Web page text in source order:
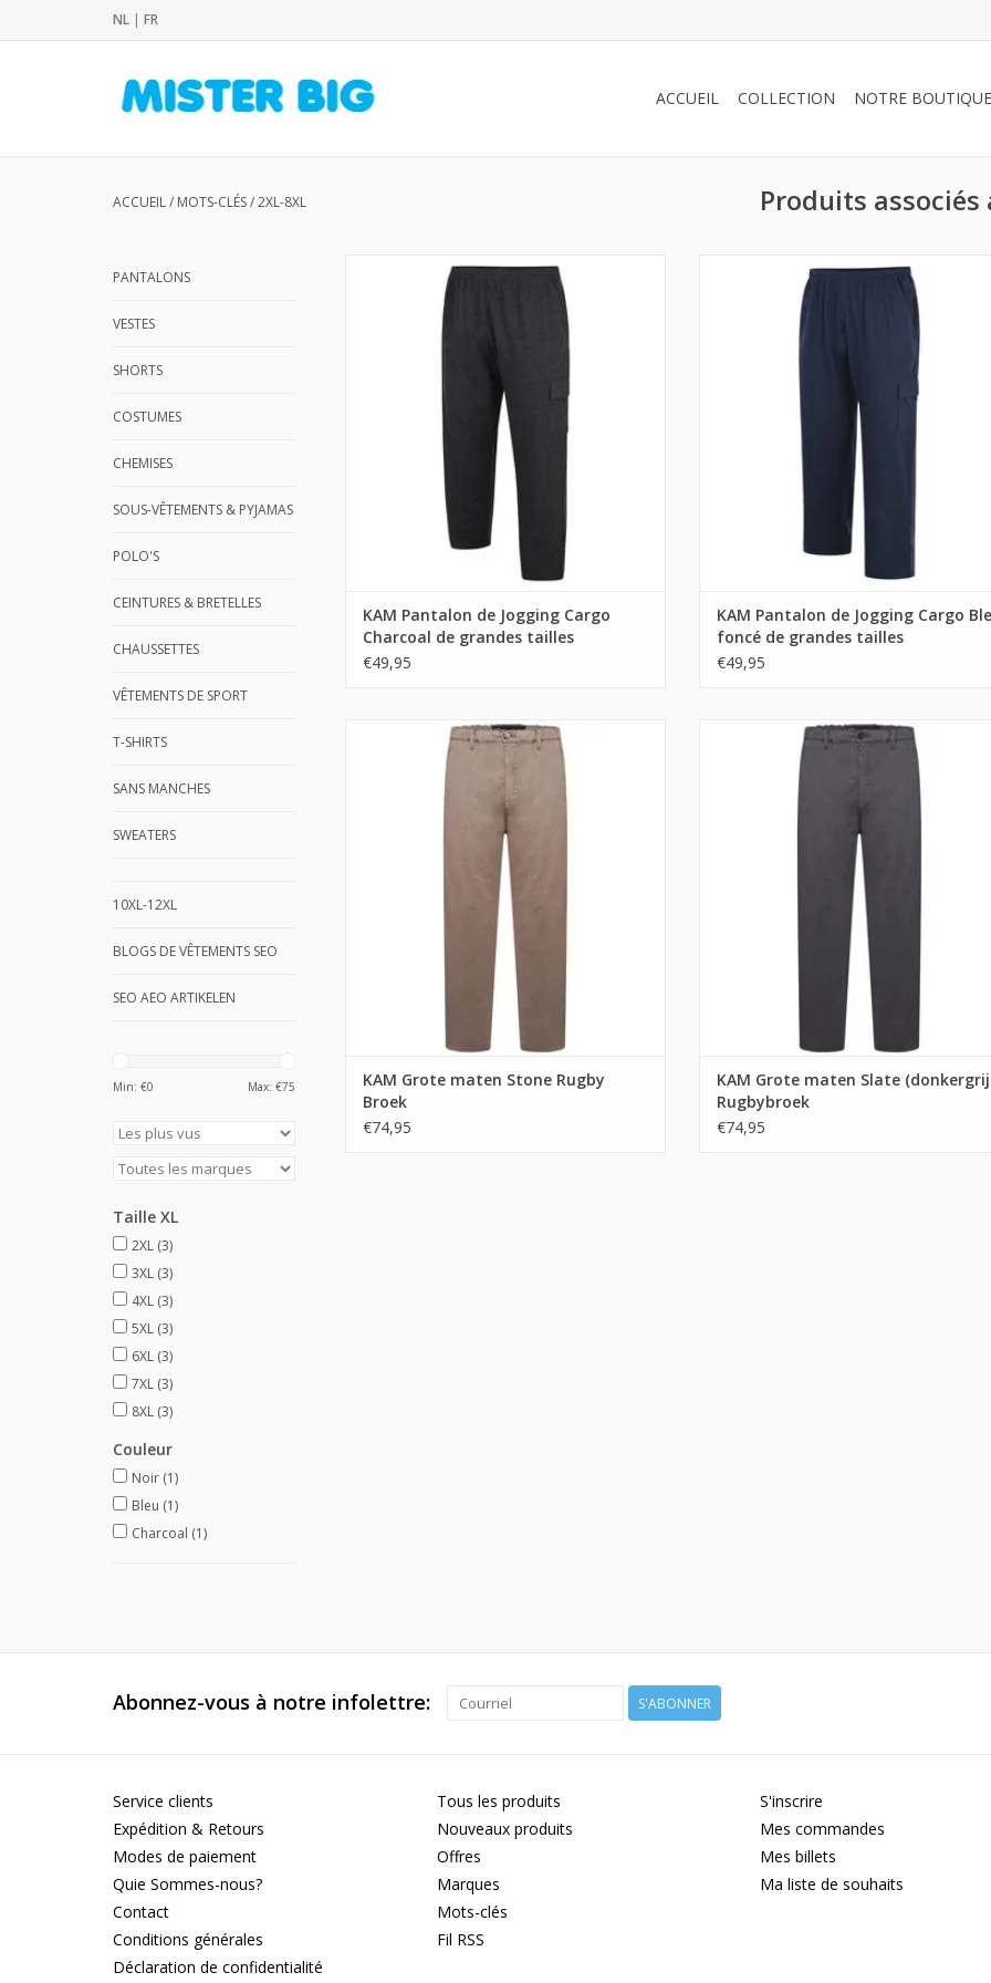
NL | FR
ACCUEIL COLLECTION NOTRE BOUTIQUE
Produits
ACCUEIL/ MOTS-CLÉS/2XL-8XL
PANTALONS
VESTES
SHORTS
COSTUMES
CHEMISES
SOUS-VÊTEMENTS & PYJAMAS
POLO'S
CEINTURES & BRETELLES
CHAUSSETTES
VÊTEMENTS DE SPORT
T-SHIRTS
SANS MANCHES
SWEATERS
10XL-12XL
BLOGS DE VÊTEMENTS SEO
SEO AEO ARTIKELEN
Min: €0 Max: €75
Taille XL
2XL (3)
3XL (3)
4XL (3)
5XL (3)
6XL (3)
7XL (3)
8XL (3)
Couleur
Noir (1)
Bleu (1)
Charcoal (1)
KAM Pantalon de Jogging Cargo
Charcoal de grandes tailles
€49,95
KAM Pantalon de Jogging Cargo
foncé de grandes tailles
€49,95
KAM Grote maten Stone Rugby
Broek
€74,95
KAM Grote maten Slate
Rugbybroek
€74,95
Abonnez-vous à notre infolettre: S'ABONNER
Service clients
Expédition & Retours
Modes de paiement
Quie Sommes-nous?
Contact
Conditions générales
Déclaration de confidentialité
Tous les produits
Nouveaux produits
Offres
Marques
Mots-clés
Fil RSS
S'inscrire
Mes commandes
Mes billets
Ma liste de souhaits